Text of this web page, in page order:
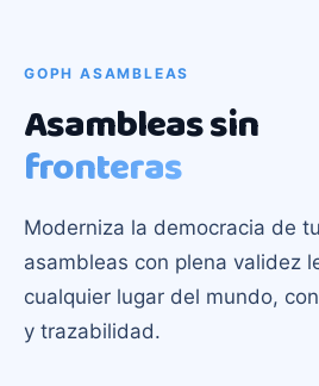
GOPH ASAMBLEAS
Asambleas sin
fronteras
Moderniza la democracia de
asambleas con plena validez
cualquier lugar del mundo,
y trazabilidad.